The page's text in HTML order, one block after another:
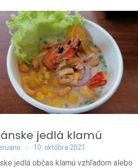
jedlá klamú
10. októbra 2021
jedlá občas klamú vzhľadom alebo